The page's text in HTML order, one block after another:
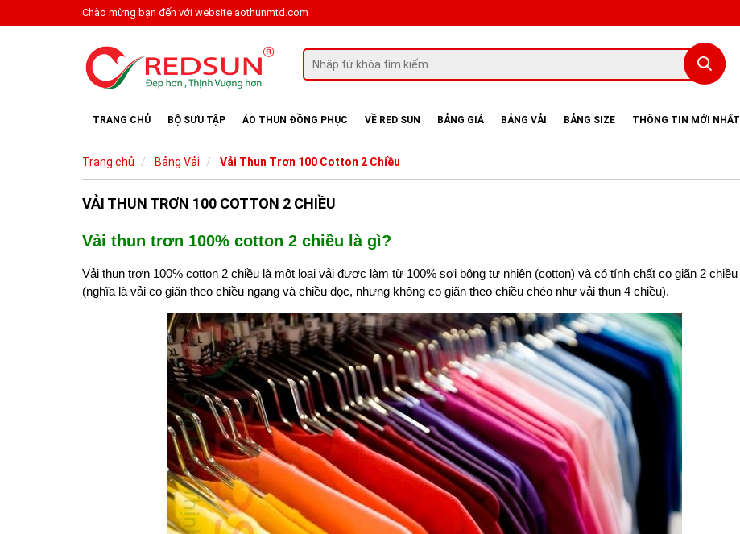
Chào mừng bạn đến với website aothunmtd.com
TRANG CHỦ BỘ SƯU TẬP ÁO THUN ĐỒNG PHỤC VỀ RED SUN BẢNG GIÁ BẢNG VẢI BẢNG SIZE THÔNG TIN MỚI NHẤT
Trang chủ Bảng Vải Vải Thun Trơn 100 Cotton 2 Chiều
VẢI THUN TRƠN 100 COTTON 2 CHIỀU
Vải thun trơn 100% cotton 2 chiều là gì?
Vải thun trơn 100% cotton 2 chiều là một loại vải được làm từ 100% sợi bông tự nhiên (cotton) và có tính chất co giãn 2 chiều
(nghĩa là vải co giãn theo chiều ngang và chiều dọc, nhưng không co giãn theo chiều chéo như vải thun 4 chiều).